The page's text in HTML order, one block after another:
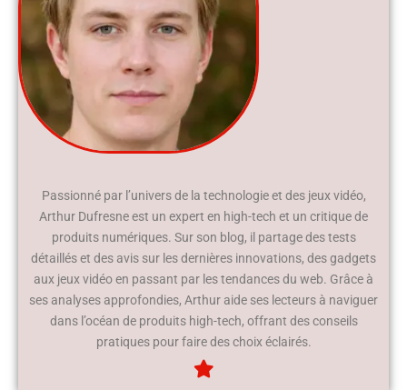
Passionné par l’univers de la technologie et des jeux vidéo,
Arthur Dufresne est un expert en high-tech et un critique de
produits numériques. Sur son blog, il partage des tests
détaillés et des avis sur les dernières innovations, des gadgets
aux jeux vidéo en passant par les tendances du web. Grâce à
ses analyses approfondies, Arthur aide ses lecteurs à naviguer
dans l’océan de produits high-tech, offrant des conseils
pratiques pour faire des choix éclairés.